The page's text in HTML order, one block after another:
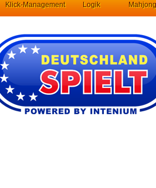
Klick-Management Logik Mahjong